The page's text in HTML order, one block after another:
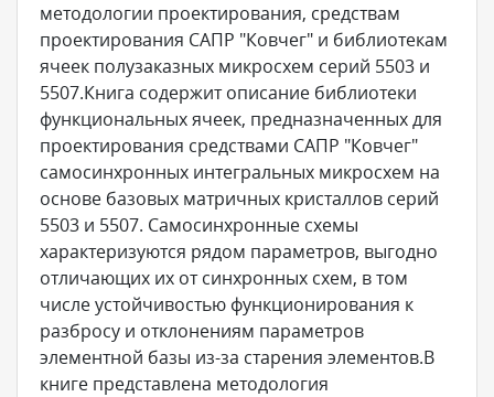
методологии проектирования, средствам
проектирования САПР "Ковчег" и библиотекам
ячеек полузаказных микросхем серий 5503 и
5507.Книга содержит описание библиотеки
функциональных ячеек, предназначенных для
проектирования средствами САПР "Ковчег"
самосинхронных интегральных микросхем на
основе базовых матричных кристаллов серий
5503 и 5507. Самосинхронные схемы
характеризуются рядом параметров, выгодно
отличающих их от синхронных схем, в том
числе устойчивостью функционирования к
разбросу и отклонениям параметров
элементной базы из-за старения элементов.В
книге представлена методология